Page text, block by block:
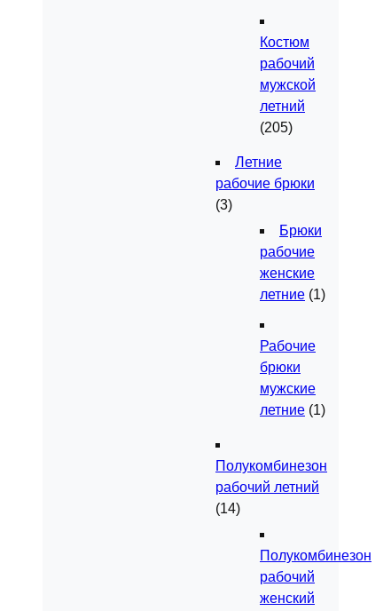
Костюм
рабочий
мужской
летний
(205)
Летние
рабочие брюки
(3)
Брюки
рабочие
женские
летние (1)
Рабочие
брюки
мужские
летние (1)
Полукомбинезон
рабочий летний
(14)
Полукомбинезон
рабочий
женский